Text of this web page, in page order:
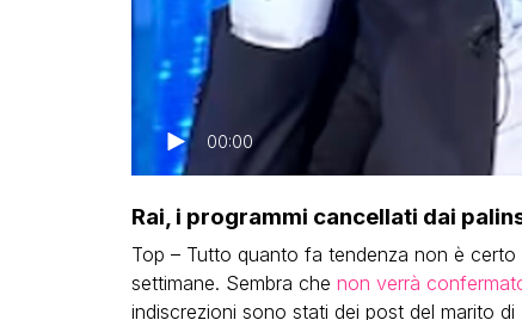
00:00
Rai, i programmi cancellati dai
Top – Tutto quanto fa tendenza non è certo
settimane. Sembra che non verrà
indiscrezioni sono stati dei post del marito